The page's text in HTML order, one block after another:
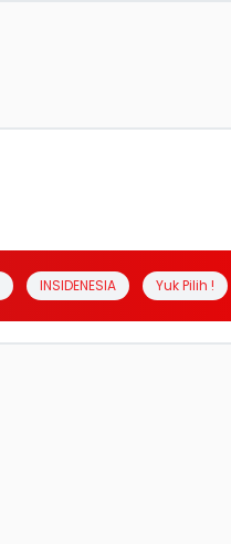
INSIDENESIA Yuk Pilih !